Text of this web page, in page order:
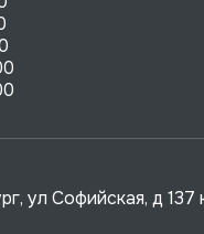
ул Софийская, д 137